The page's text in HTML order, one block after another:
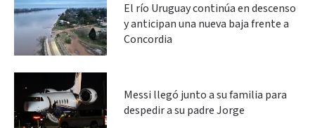
El río Uruguay continúa en descenso
y anticipan una nueva baja frente a
Concordia
Messi llegó junto a su familia para
despedir a su padre Jorge